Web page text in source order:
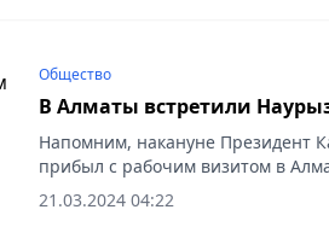
Общество
В Алматы встретили
Напомним, накануне Президент
прибыл с рабочим визитом в
ходе торжественного
всех...
21.03.2024 04:22